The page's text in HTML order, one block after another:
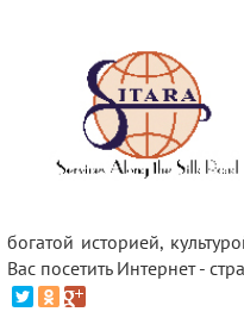
богатой историей,
Вас посетить Интернет -